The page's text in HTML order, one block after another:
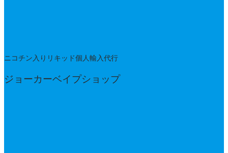
ニコチン入りリキッド個人輸入代行
ジョーカーベイプショップ